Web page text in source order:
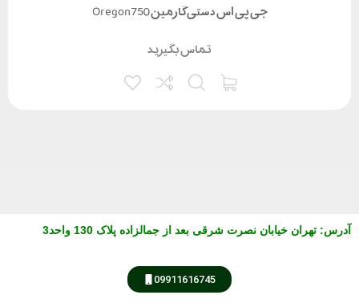
جی پی اس دستی گارمین Oregon750
تماس بگیرید
آدرس: تهران خیابان نصرت شرقی بعد از جمالزاده پلاک 130 واحد3
09911616745